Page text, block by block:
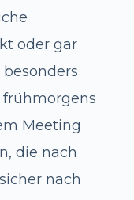
oder gar
Meeting
die nach
nach